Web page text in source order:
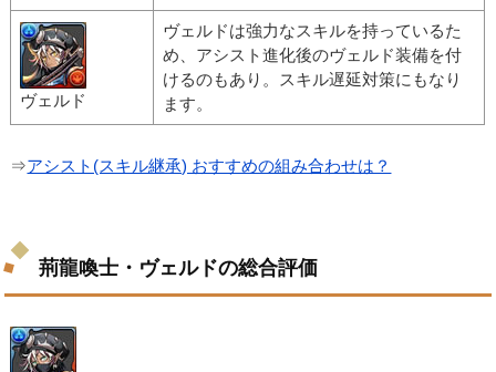
ヴェルド
ヴェルドは強力なスキルを持っているた
め、アシスト進化後のヴェルド装備を付
けるのもあり。スキル遅延対策にもなり
ます。
⇒アシスト(スキル継承) おすすめの組み合わせは？
荊龍喚士・ヴェルドの総合評価